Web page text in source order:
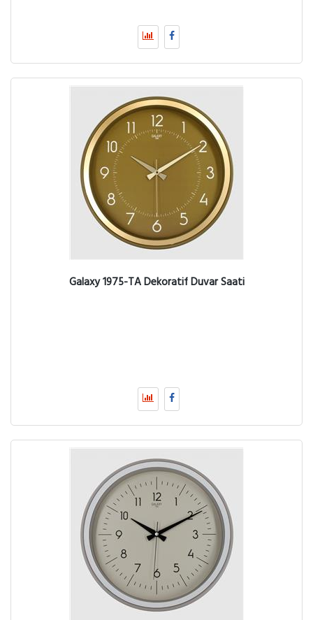
Galaxy 1975-TA Dekoratif Duvar Saati